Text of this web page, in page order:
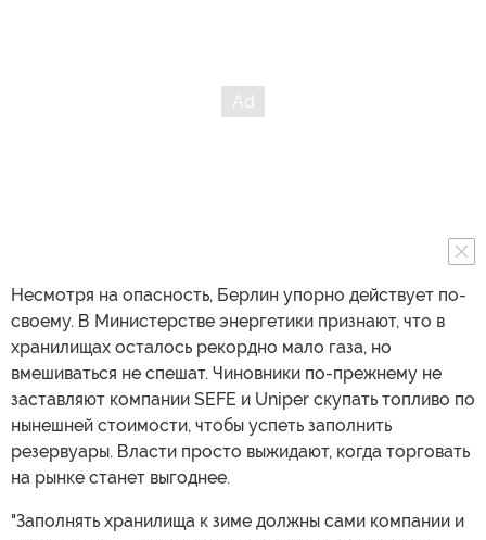
Несмотря на опасность, Берлин упорно действует по-
своему. В Министерстве энергетики признают, что в
хранилищах осталось рекордно мало газа, но
вмешиваться не спешат. Чиновники по-прежнему не
заставляют компании SEFE и Uniper скупать топливо по
нынешней стоимости, чтобы успеть заполнить
резервуары. Власти просто выжидают, когда торговать
на рынке станет выгоднее.
"Заполнять хранилища к зиме должны сами компании и